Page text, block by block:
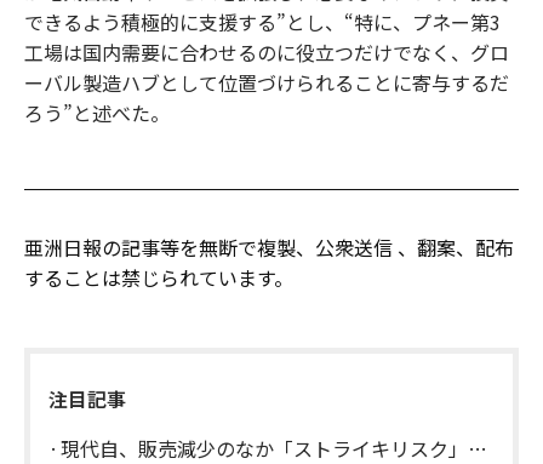
できるよう積極的に支援する”とし、“特に、プネー第3
工場は国内需要に合わせるのに役立つだけでなく、グロ
ーバル製造ハブとして位置づけられることに寄与するだ
ろう”と述べた。
亜洲日報の記事等を無断で複製、公衆送信 、翻案、配布
することは禁じられています。
注目記事
現代自、販売減少のなか「ストライキリスク」…